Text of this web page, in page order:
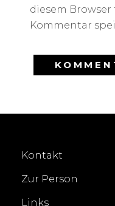
diesem
Kommentar
Kontakt
Zur Person
Links